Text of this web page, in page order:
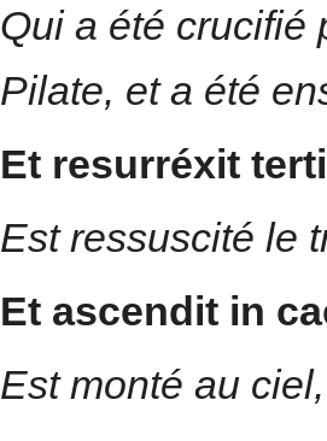
Qui a été crucifié
Pilate, et a été
Et resurréxit
Est ressuscité le
Et ascendit in
Est monté au